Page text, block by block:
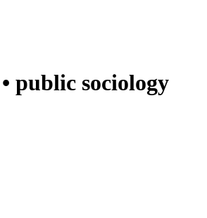
public sociology